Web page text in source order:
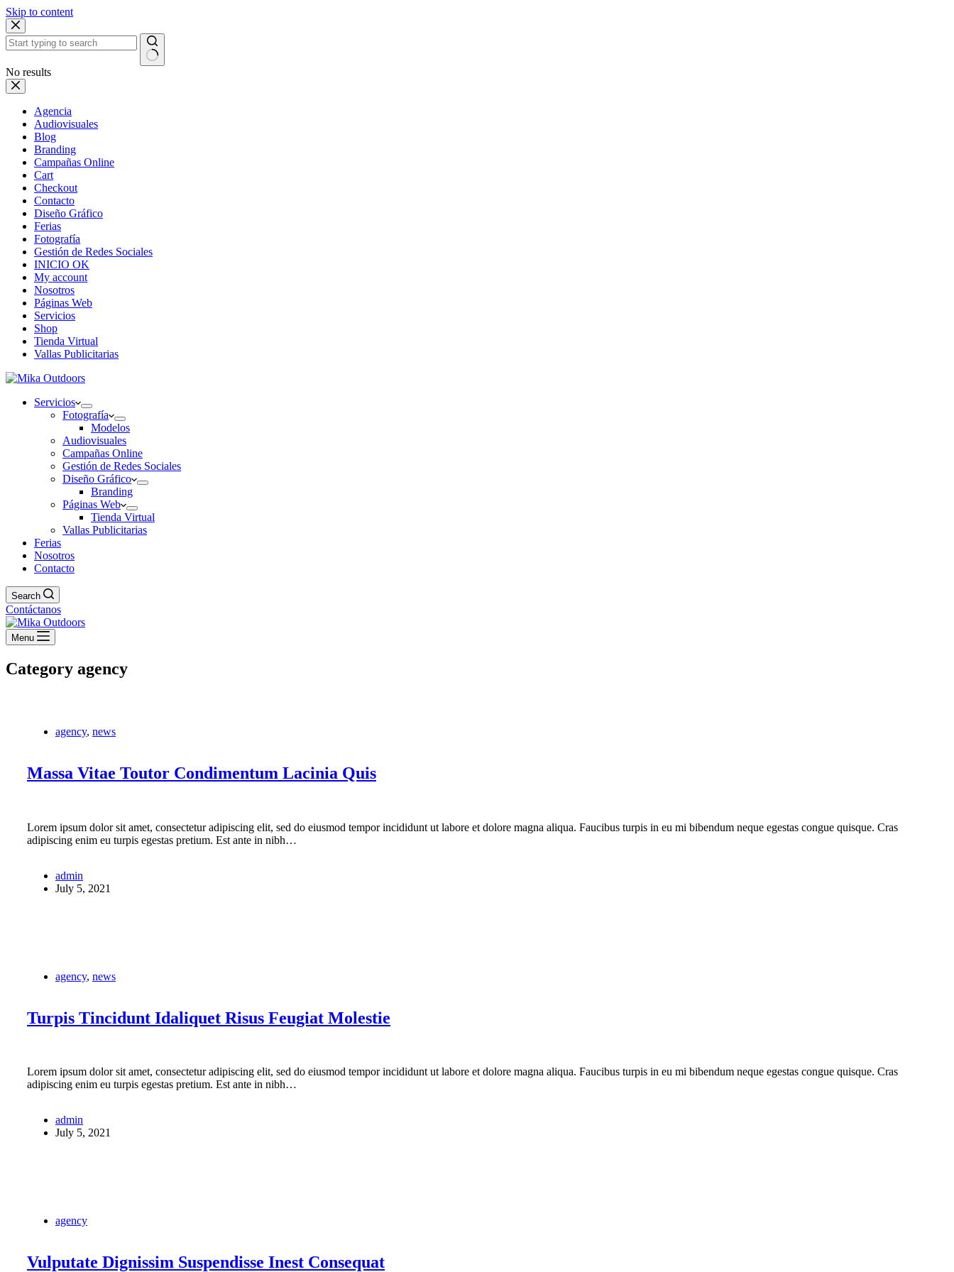
Skip to content
No results
Agencia
Audiovisuales
Blog
Branding
Campañas Online
Cart
Checkout
Contacto
Diseño Gráfico
Ferias
Fotografía
Gestión de Redes Sociales
INICIO OK
My account
Nosotros
Páginas Web
Servicios
Shop
Tienda Virtual
Vallas Publicitarias
Servicios
Fotografía
Modelos
Audiovisuales
Campañas Online
Gestión de Redes Sociales
Diseño Gráfico
Branding
Páginas Web
Tienda Virtual
Vallas Publicitarias
Ferias
Nosotros
Contacto
Search
Contáctanos
Menu
Category agency
agency, news
Massa Vitae Toutor Condimentum Lacinia Quis
Lorem ipsum dolor sit amet, consectetur adipiscing elit, sed do eiusmod tempor incididunt ut labore et dolore magna aliqua. Faucibus turpis in eu mi bibendum neque egestas congue quisque. Cras
adipiscing enim eu turpis egestas pretium. Est ante in nibh…
admin
July 5, 2021
agency, news
Turpis Tincidunt Idaliquet Risus Feugiat Molestie
Lorem ipsum dolor sit amet, consectetur adipiscing elit, sed do eiusmod tempor incididunt ut labore et dolore magna aliqua. Faucibus turpis in eu mi bibendum neque egestas congue quisque. Cras
adipiscing enim eu turpis egestas pretium. Est ante in nibh…
admin
July 5, 2021
agency
Vulputate Dignissim Suspendisse Inest Consequat